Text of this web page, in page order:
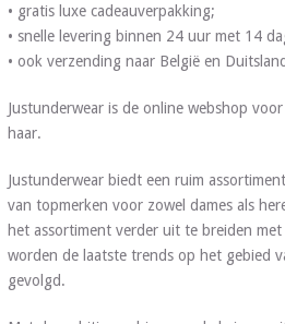
• gratis luxe cadeauverpakking;
• snelle levering binnen 24 uur met 14
• ook verzending naar België en
Justunderwear is de online webshop
haar.
Justunderwear biedt een ruim
van topmerken voor zowel dames als
het assortiment verder uit te breiden
worden de laatste trends op het gebied
gevolgd.